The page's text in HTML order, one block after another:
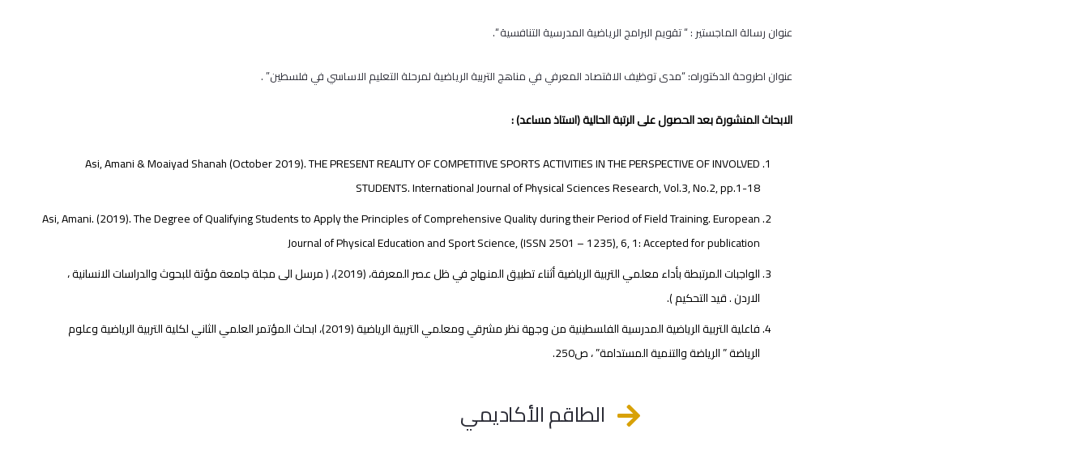
عنوان رسالة الماجستير : “ تقويم البرامج الرياضية المدرسية التنافسية “.
عنوان اطروحة الدكتوراه: “مدى توظيف الاقتصاد المعرفي في مناهج التربية الرياضية لمرحلة التعليم الاساسي في فلسطين” .
الابحاث المنشورة بعد الحصول على الرتبة الحالية (استاذ مساعد) :
Asi, Amani & Moaiyad Shanah (October 2019). THE PRESENT REALITY OF COMPETITIVE SPORTS ACTIVITIES IN THE PERSPECTIVE OF INVOLVED
STUDENTS. International Journal of Physical Sciences Research, Vol.3, No.2, pp.1-18
Asi, Amani. (2019). The Degree of Qualifying Students to Apply the Principles of Comprehensive Quality during their Period of Field Training. European
Journal of Physical Education and Sport Science, (ISSN 2501 – 1235), 6, 1: Accepted for publication
الواجبات المرتبطة بأداء معلمي التربية الرياضية أثناء تطبيق المنهاج في ظل عصر المعرفة، (2019)، ( مرسل الى مجلة جامعة مؤتة للبحوث والدراسات الانسانية ،
الاردن . قيد التحكيم ).
فاعلية التربية الرياضية المدرسية الفلسطينية من وجهة نظر مشرقي ومعلمي التربية الرياضية (2019)، ابحاث المؤتمر العلمي الثاني لكلية التربية الرياضية وعلوم
الرياضة ” الرياضة والتنمية المستدامة” ، ص250.
الطاقم الأكاديمي